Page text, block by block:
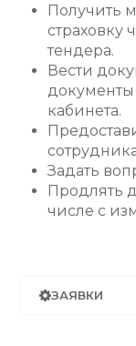
Получить
страховку
тендера.
Вести
кабинета.
Задать
Продлять
числе с
ЗАЯВКИ